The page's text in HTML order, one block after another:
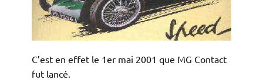
C’est en effet le 1er mai 2001 que MG Contact
fut lancé.